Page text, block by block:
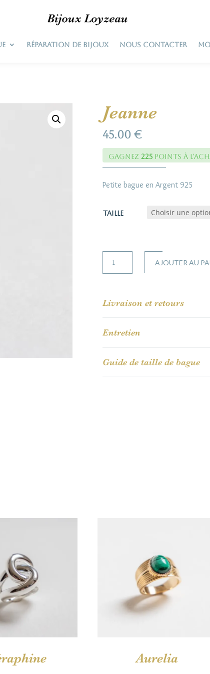
RÉPARATION DE BIJOUX NOUS CONTACTER
Jeanne
45.00 €
Gagnez 225points à
Petite bague en Argent 925
Taille
AJOUTER AU
Livraison et retours
Entretien
Guide de taille de bague
Aurelia